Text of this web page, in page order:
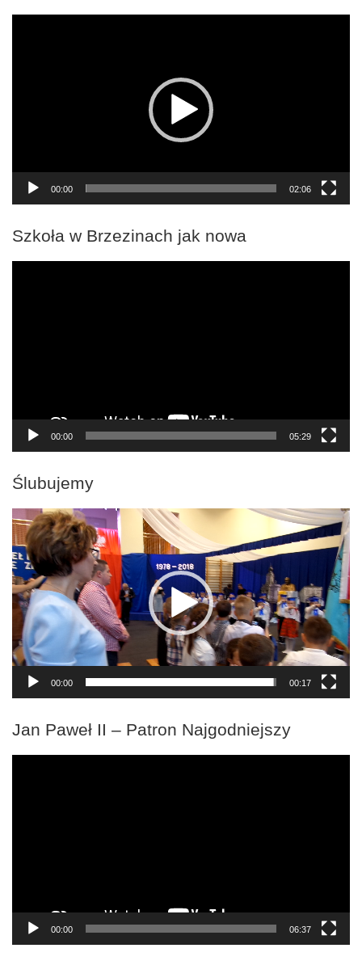
00:00 02:06
Szkoła w Brzezinach jak nowa
00:00 05:29
Ślubujemy
Odtwarzacz
video
00:00 00:17
Jan Paweł II – Patron Najgodniejszy
00:00 06:37